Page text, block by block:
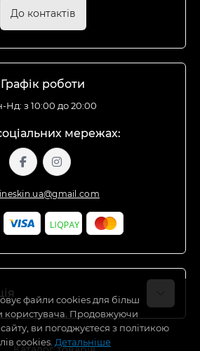
До контактів
Графік роботи
Нд: з 10:00 до 20:00
мережах:
файли cookies для більш
користувача. Продовжуючи
ви погоджуєтеся з політикою
cookies. Детальніше